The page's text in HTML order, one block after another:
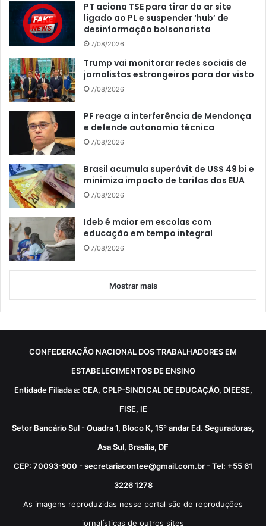
PT aciona TSE para tirar do ar site
ligado ao PL e suspender ‘hub’ de
desinformação bolsonarista
7/08/2026
Trump vai monitorar redes sociais de
jornalistas estrangeiros para dar visto
7/08/2026
PF reage a interferência de Mendonça
e defende autonomia técnica
7/08/2026
Brasil acumula superávit de US$ 49 bi e
minimiza impacto de tarifas dos EUA
7/08/2026
Ideb é maior em escolas com
educação em tempo integral
7/08/2026
Mostrar mais
CONFEDERAÇÃO NACIONAL DOS TRABALHADORES EM
ESTABELECIMENTOS DE ENSINO
Entidade Filiada a: CEA, CPLP-SINDICAL DE EDUCAÇÃO, DIEESE,
FISE, IE
Setor Bancário Sul - Quadra 1, Bloco K, 15º andar Ed. Seguradoras,
Asa Sul, Brasília, DF
CEP: 70093-900 - secretariacontee@gmail.com.br - Tel: +55 61
3226 1278
As imagens reproduzidas nesse portal são de reproduções
jornalísticas de outros sites